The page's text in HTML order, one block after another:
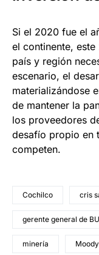
Si el 2020 fue el
el continente,
país y región
escenario, el
materializándose
de mantener la
los proveedores
desafío propio en
competen.
Cochilco cris
gerente general de
minería